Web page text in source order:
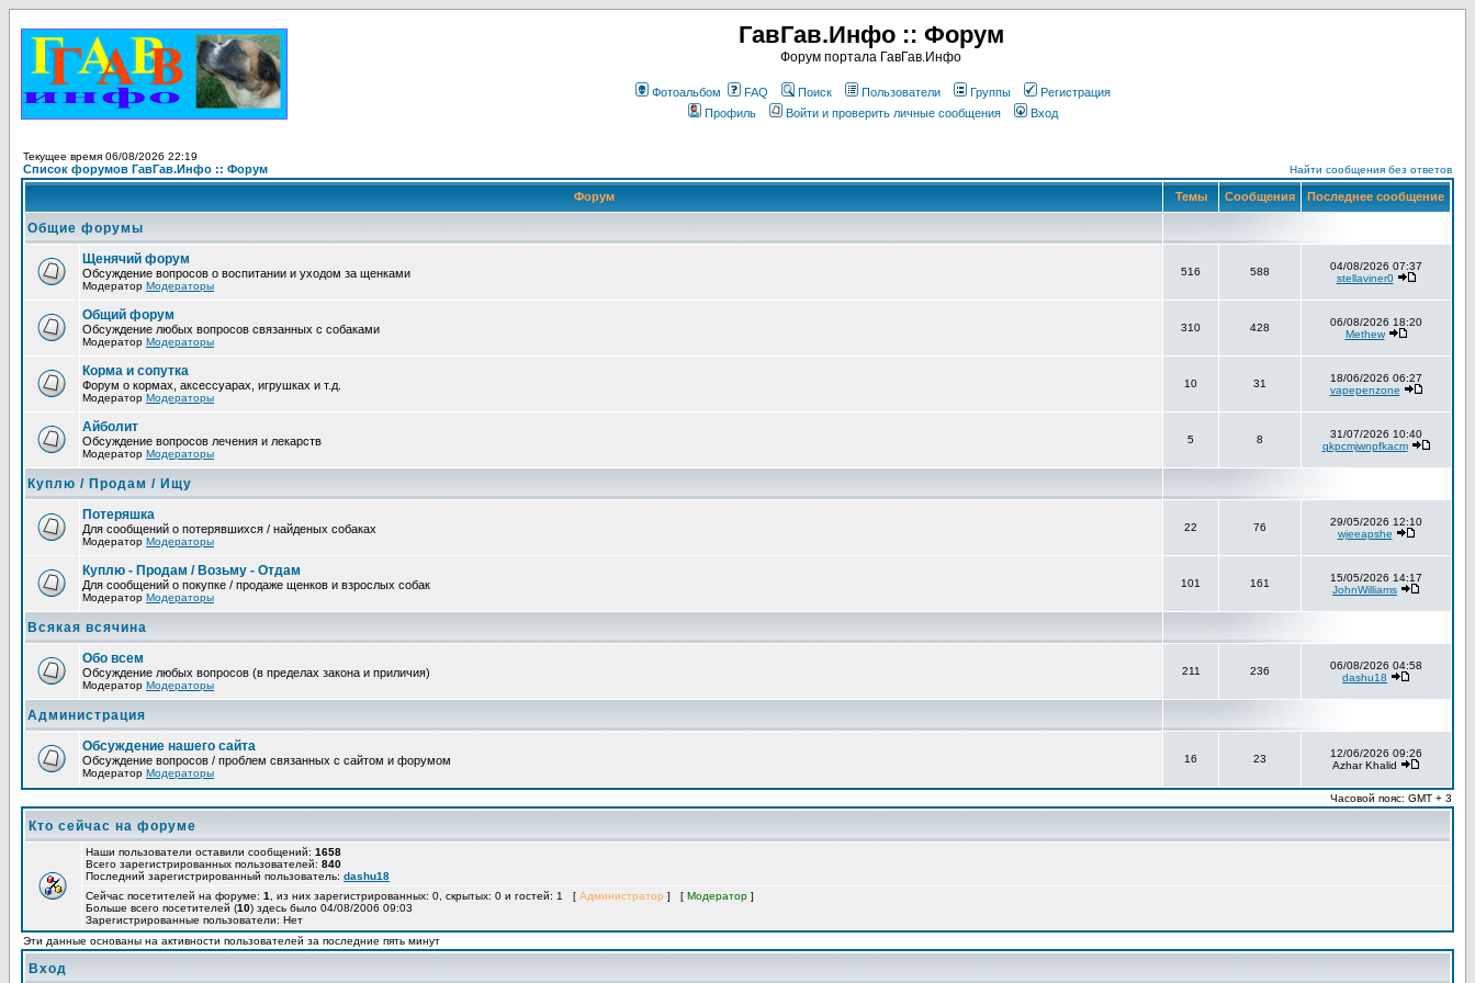
ГавГав.Инфо :: Форум
Форум портала ГавГав.Инфо
Фотоальбом FAQ Поиск Пользователи Группы
Регистрация
Профиль
Войти и проверить личные сообщения Вход
Текущее время 06/08/2026 22:19
Список форумов ГавГав.Инфо :: Форум Найти сообщения без ответов
Форум Темы Сообщения Последнее сообщение
Общие форумы
Щенячий форум
Обсуждение вопросов о воспитании и уходом за щенками
Модератор Модераторы
516 588
04/08/2026 07:37
stellaviner0
Общий форум
Обсуждение любых вопросов связанных с собаками
Модератор Модераторы
310 428
06/08/2026 18:20
Methew
Корма и сопутка
Форум о кормах, аксессуарах, игрушках и т.д.
Модератор Модераторы
10 31
18/06/2026 06:27
vapepenzone
Айболит
Обсуждение вопросов лечения и лекарств
Модератор Модераторы
5 8
31/07/2026 10:40
qkpcmjwnpfkacm
Куплю / Продам / Ищу
Потеряшка
Для сообщений о потерявшихся / найденых собаках
Модератор Модераторы
22 76
29/05/2026 12:10
wjeeapshe
Куплю - Продам / Возьму - Отдам
Для сообщений о покупке / продаже щенков и взрослых собак
Модератор Модераторы
101 161
15/05/2026 14:17
JohnWilliams
Всякая всячина
Обо всем
Обсуждение любых вопросов (в пределах закона и приличия)
Модератор Модераторы
211 236
06/08/2026 04:58
dashu18
Администрация
Обсуждение нашего сайта
Обсуждение вопросов / проблем связанных с сайтом и форумом
Модератор Модераторы
16 23
12/06/2026 09:26
Azhar Khalid
Часовой пояс: GMT + 3
Кто сейчас на форуме
Наши пользователи оставили сообщений: 1658
Всего зарегистрированных пользователей: 840
Последний зарегистрированный пользователь: dashu18
Сейчас посетителей на форуме: 1 , из них зарегистрированных: 0, скрытых: 0 и гостей: 1 [ Администратор ] [ Модератор ]
Больше всего посетителей (10) здесь было 04/08/2006 09:03
Зарегистрированные пользователи: Нет
Эти данные основаны на активности пользователей за последние пять минут
Вход